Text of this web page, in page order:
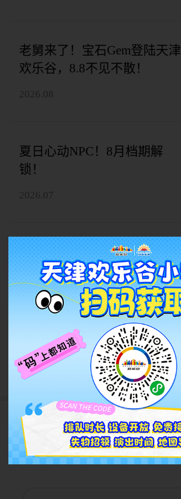
老舅来了！宝石Gem登陆天津
欢乐谷，8.8不见不散！
2026.08
夏日心动NPC！8月档期解
锁！
2026.07
急聘！才艺演员招募！才艺越
牛，薪资越高！
2026.07
查看更多
游客评论